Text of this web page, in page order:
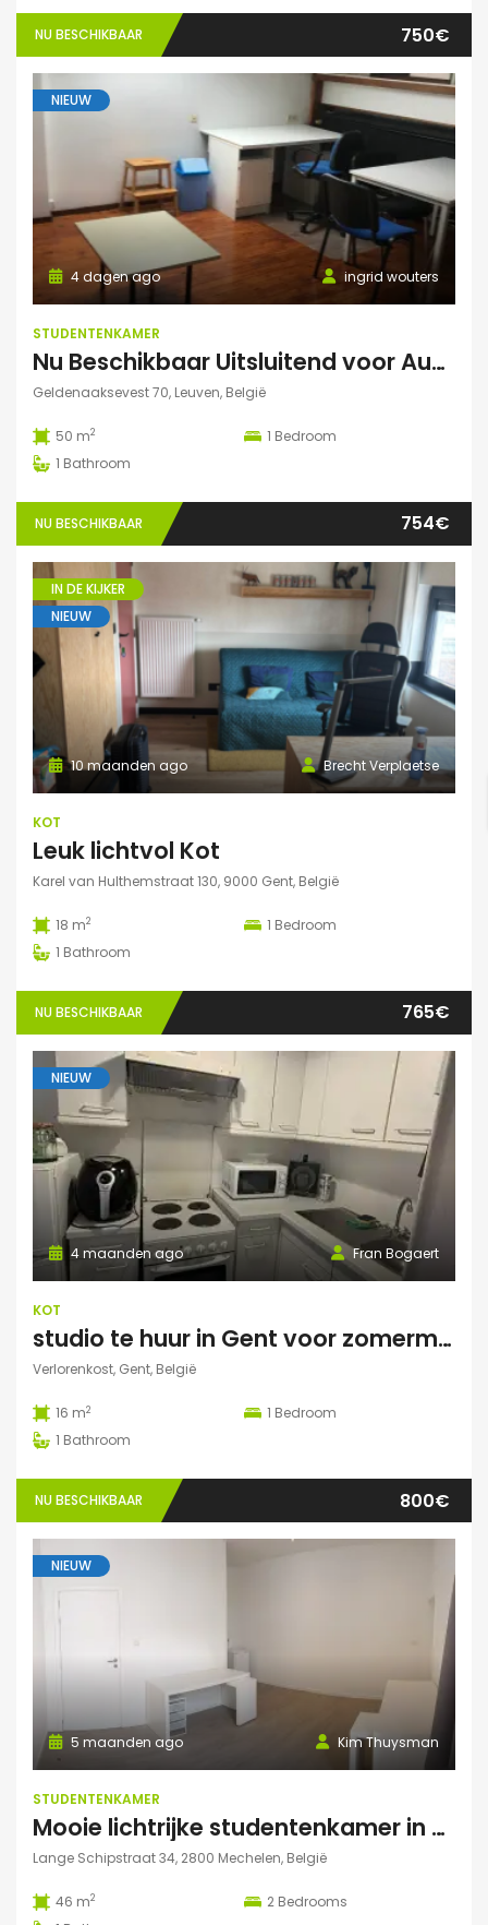
NU BESCHIKBAAR 750€
NIEUW
ingrid wouters
4 dagen ago
STUDENTENKAMER
Nu Beschikbaar Uitsluitend voor Augustus 2026 in Leuven Studio
Geldenaaksevest 70, Leuven, België
50 m2 1 Bedroom
1 Bathroom
NU BESCHIKBAAR 754€
IN DE KIJKER
NIEUW
Brecht Verplaetse
10 maanden ago
KOT
Leuk lichtvol Kot
Karel van Hulthemstraat 130, 9000 Gent, België
18 m2 1 Bedroom
1 Bathroom
NU BESCHIKBAAR 765€
NIEUW
Fran Bogaert
4 maanden ago
KOT
studio te huur in Gent voor zomermaanden
Verlorenkost, Gent, België
16 m2 1 Bedroom
1 Bathroom
NU BESCHIKBAAR 800€
NIEUW
Kim Thuysman
5 maanden ago
STUDENTENKAMER
Mooie lichtrijke studentenkamer in hartje Mechelen! (46m2, 2 pers mogelijk)
Lange Schipstraat 34, 2800 Mechelen, België
46 m2 2 Bedrooms